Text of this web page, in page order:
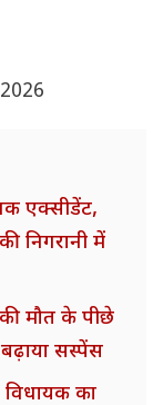
एक्सीडेंट,
निगरानी में
मौत के पीछे
सस्पेंस
विधायक का